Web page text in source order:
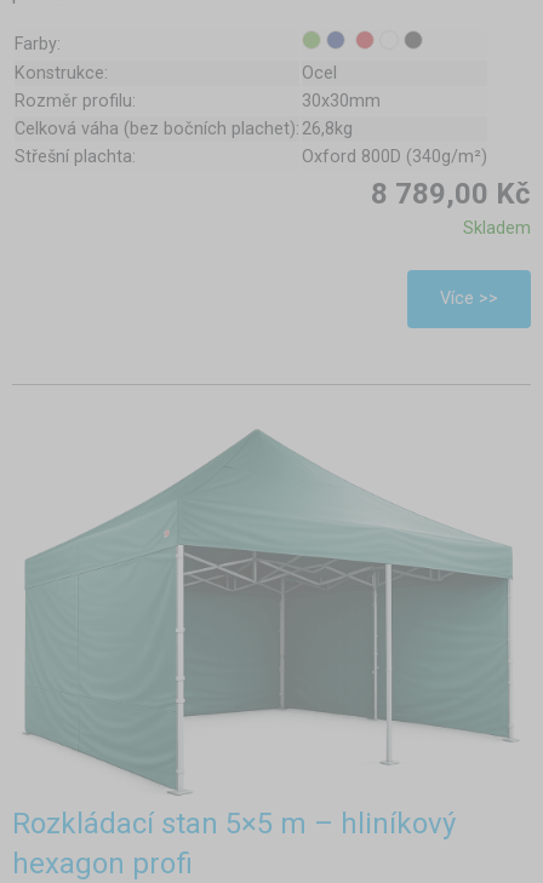
Farby:
Konstrukce:
Ocel
Rozměr profilu:
30x30mm
Celková váha (bez bočních plachet): 26,8kg
Střešní plachta:
Oxford 800D (340g/m²)
8 789,00 Kč
Skladem
Více >>
Rozkládací stan 5×5 m – hliníkový
hexagon profi